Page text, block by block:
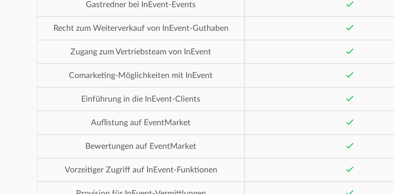
Gastredner bei InEvent-Events
Recht zum Weiterverkauf von InEvent-Guthaben
Zugang zum Vertriebsteam von InEvent
Comarketing-Möglichkeiten mit InEvent
Einführung in die InEvent-Clients
Auflistung auf EventMarket
Bewertungen auf EventMarket
Vorzeitiger Zugriff auf InEvent-Funktionen